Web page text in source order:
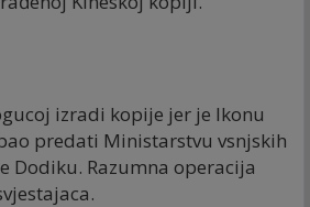
izradi kopije jer je Ikonu
predati Ministarstvu vsnjskih
Dodiku. Razumna operacija